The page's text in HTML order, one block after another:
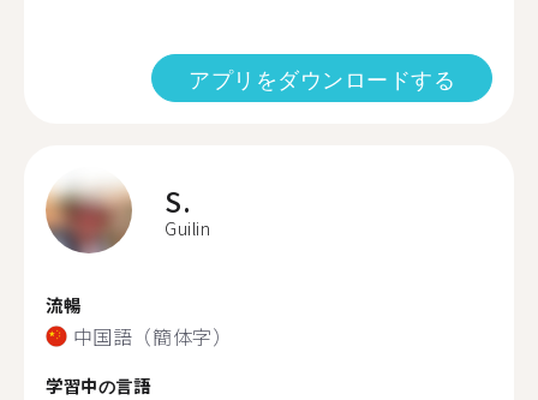
アプリをダウンロードする
S.
Guilin
流暢
中国語（簡体字）
学習中の言語